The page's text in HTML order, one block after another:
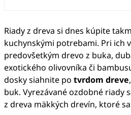
Riady z dreva si dnes kúpite
kuchynskými potrebami. Pri ich
predovšetkým drevo z buka,
exotického olivovníka či
dosky siahnite po tvrdom dreve
buk. Vyrezávané ozdobné riady
z dreva mäkkých drevín, ktoré